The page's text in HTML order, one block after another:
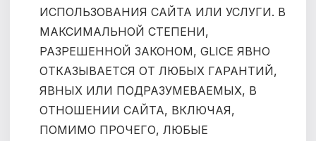
ИСПОЛЬЗОВАНИЯ САЙТА ИЛИ УСЛУГИ. В
МАКСИМАЛЬНОЙ СТЕПЕНИ,
РАЗРЕШЕННОЙ ЗАКОНОМ, GLICE ЯВНО
ОТКАЗЫВАЕТСЯ ОТ ЛЮБЫХ ГАРАНТИЙ,
ЯВНЫХ ИЛИ ПОДРАЗУМЕВАЕМЫХ, В
ОТНОШЕНИИ САЙТА, ВКЛЮЧАЯ,
ПОМИМО ПРОЧЕГО, ЛЮБЫЕ